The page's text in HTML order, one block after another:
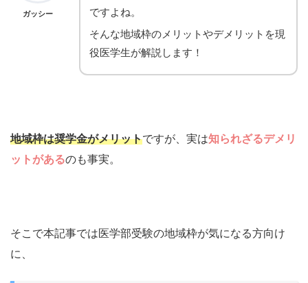
ガッシー
ですよね。
そんな地域枠のメリットやデメリットを現
役医学生が解説します！
地域枠は奨学金がメリットですが、実は知られざるデメリ
ットがあるのも事実。
そこで本記事では医学部受験の地域枠が気になる方向け
に、